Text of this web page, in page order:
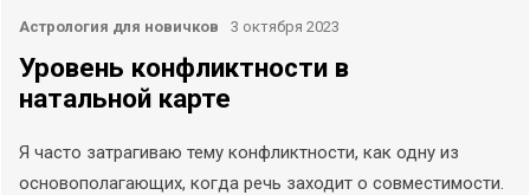
Астрология для новичков 3 октября 2023
Уровень конфликтности в
натальной карте
Я часто затрагиваю тему конфликтности, как одну из
основополагающих, когда речь заходит о совместимости.